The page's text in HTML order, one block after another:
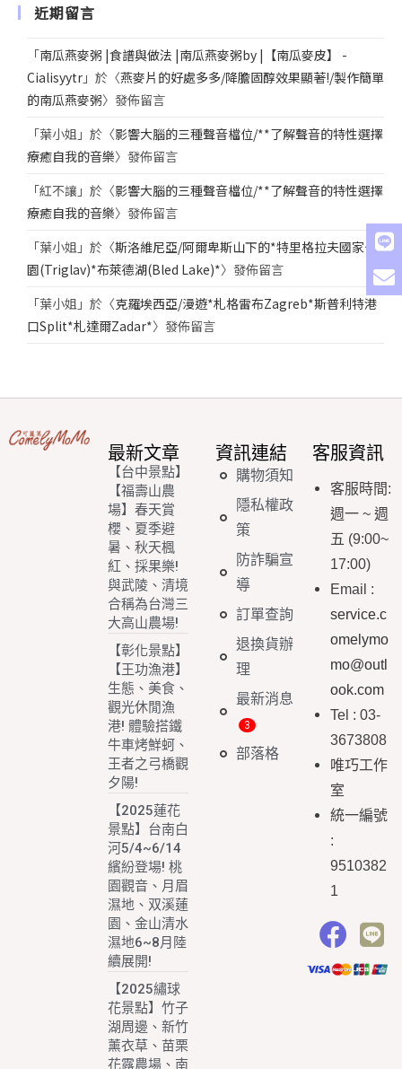
近期留言
「南瓜燕麥粥 |食譜與做法 |南瓜燕麥粥by |【南瓜麥皮】 -
Cialisyytr 」於〈燕麥片的好處多多/降膽固醇效果顯著!/製作簡單
的南瓜燕麥粥〉發佈留言
「葉小姐 」於〈影響大腦的三種聲音檔位/**了解聲音的特性選擇
療癒自我的音樂〉發佈留言
「紅不讓 」於〈影響大腦的三種聲音檔位/**了解聲音的特性選擇
療癒自我的音樂〉發佈留言
「葉小姐 」於〈斯洛維尼亞/阿爾卑斯山下的*特里格拉夫國家公
園(Triglav)*布萊德湖(Bled Lake)*〉發佈留言
「葉小姐 」於〈克羅埃西亞/漫遊*札格雷布Zagreb*斯普利特港
口Split*札達爾Zadar*〉發佈留言
最新文章
【台中景點】
【福壽山農
場】春天賞
櫻、夏季避
暑、秋天楓
紅、採果樂!
與武陵、清境
合稱為台灣三
大高山農場!
【彰化景點】
【王功漁港】
生態、美食、
觀光休閒漁
港! 體驗搭鐵
牛車烤鮮蚵、
王者之弓橋觀
夕陽!
【2025蓮花
景點】台南白
河5/4~6/14
繽紛登場! 桃
園觀音、月眉
濕地、双溪蓮
園、金山清水
濕地6~8月陸
續展開!
【2025繡球
花景點】竹子
湖周邊、新竹
薰衣草、苗栗
花露農場、南
資訊連結
購物須知
隱私權政
策
防詐騙宣
導
訂單查詢
退換貨辦
理
最新消息
部落格
客服資訊
客服時間:
週一 ~ 週
五 (9:00~
17:00)
Email :
service.c
omelymo
mo@outl
ook.com
Tel : 03-
3673808
唯巧工作
室
統一編號
:
9510382
1